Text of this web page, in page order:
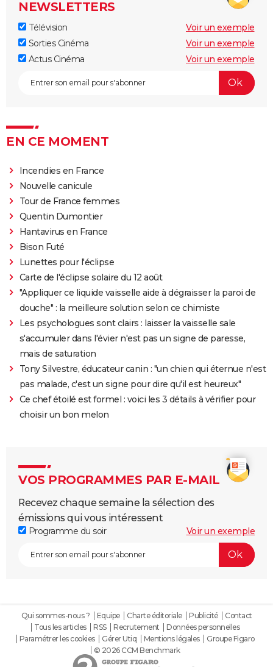
NEWSLETTERS
Télévision
Voir un exemple
Sorties Cinéma
Voir un exemple
Actus Cinéma
Voir un exemple
EN CE MOMENT
Incendies en France
Nouvelle canicule
Tour de France femmes
Quentin Dumontier
Hantavirus en France
Bison Futé
Lunettes pour l'éclipse
Carte de l'éclipse solaire du 12 août
"Appliquer ce liquide vaisselle aide à dégraisser la paroi de
douche" : la meilleure solution selon ce chimiste
Les psychologues sont clairs : laisser la vaisselle sale
s'accumuler dans l'évier n'est pas un signe de paresse,
mais de saturation
Tony Silvestre, éducateur canin : "un chien qui éternue n'est
pas malade, c'est un signe pour dire qu'il est heureux"
Ce chef étoilé est formel : voici les 3 détails à vérifier pour
choisir un bon melon
VOS PROGRAMMES PAR E-MAIL
Recevez chaque semaine la sélection des
émissions qui vous intéressent
Programme du soir Voir un exemple
Qui sommes-nous ? Equipe Charte éditoriale Publicité
Contact
Tous les articles
RSS Recrutement
Données personnelles
Paramétrer les cookies
Gérer Utiq Mentions légales
Groupe Figaro
© 2026 CCM Benchmark